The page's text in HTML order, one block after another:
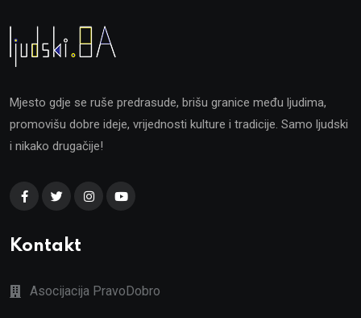
Mjesto gdje se ruše predrasude, brišu granice među ljudima,
promovišu dobre ideje, vrijednosti kulture i tradicije. Samo ljudski
i nikako drugačije!
Kontakt
Asocijacija PravoDobro